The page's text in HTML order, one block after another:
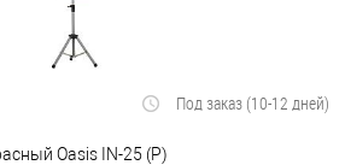
Под заказ (10-12 дней)
Oasis IN-25 (P)